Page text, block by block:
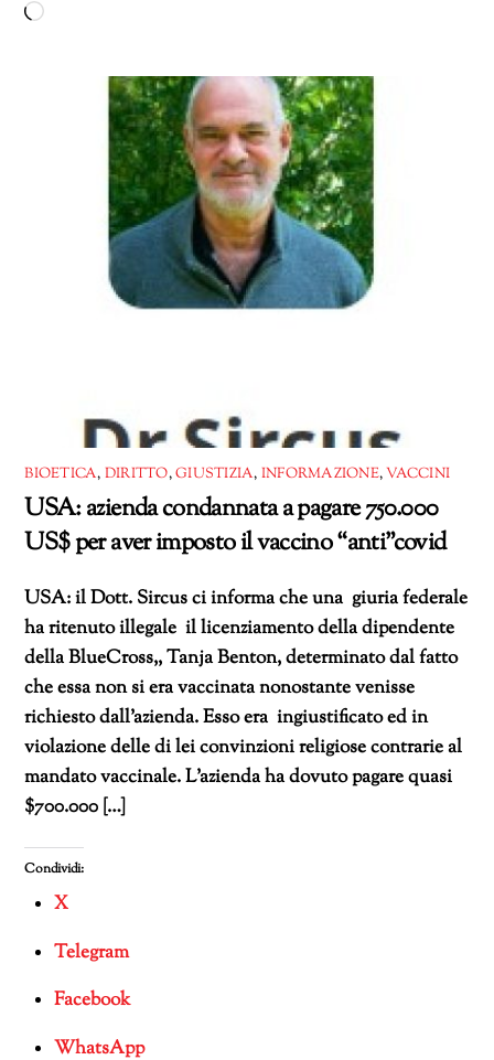
Caricamento
BIOETICA, DIRITTO,GIUSTIZIA, INFORMAZIONE,VACCINI
USA: azienda condannata a pagare 750.000
US$ per aver imposto il vaccino “anti”covid
USA: il Dott. Sircus ci informa che una giuria federale
ha ritenuto illegale il licenziamento della dipendente
della BlueCross,, Tanja Benton, determinato dal fatto
che essa non si era vaccinata nonostante venisse
richiesto dall’azienda. Esso era ingiustificato ed in
violazione delle di lei convinzioni religiose contrarie al
mandato vaccinale. L’azienda ha dovuto pagare quasi
$700.000 […]
Condividi:
X
Telegram
Facebook
WhatsApp